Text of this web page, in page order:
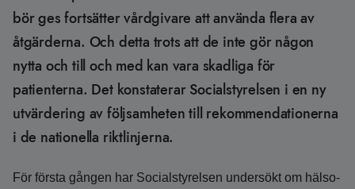
bör ges fortsätter vårdgivare att använda flera av
åtgärderna. Och detta trots att de inte gör någon
nytta och till och med kan vara skadliga för
patienterna. Det konstaterar Socialstyrelsen i en ny
utvärdering av följsamheten till rekommendationerna
i de nationella riktlinjerna.
För första gången har Socialstyrelsen undersökt om hälso-